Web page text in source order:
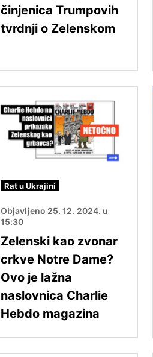
činjenica Trumpovih
tvrdnji o Zelenskom
Rat u Ukrajini
Objavljeno 25. 12. 2024. u
15:30
Zelenski kao zvonar
crkve Notre Dame?
Ovo je lažna
naslovnica Charlie
Hebdo magazina